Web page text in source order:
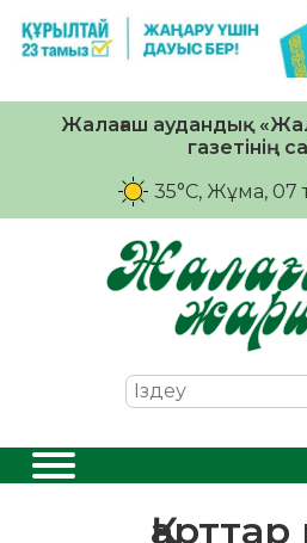
Жалағаш аудандық
газетінің
35°C, Жұма, 07
Қарттар